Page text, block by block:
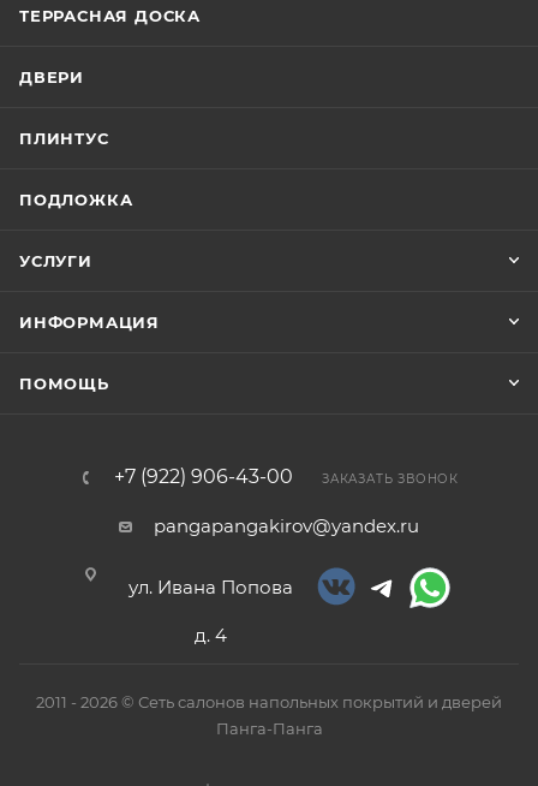
ТЕРРАСНАЯ ДОСКА
ДВЕРИ
ПЛИНТУС
ПОДЛОЖКА
УСЛУГИ
ИНФОРМАЦИЯ
ПОМОЩЬ
+7 (922) 906-43-00 ЗАКАЗАТЬ ЗВОНОК
pangapangakirov@yandex.ru
ул. Ивана Попова
д. 4
2011 - 2026 © Сеть салонов напольных покрытий и дверей
Панга-Панга